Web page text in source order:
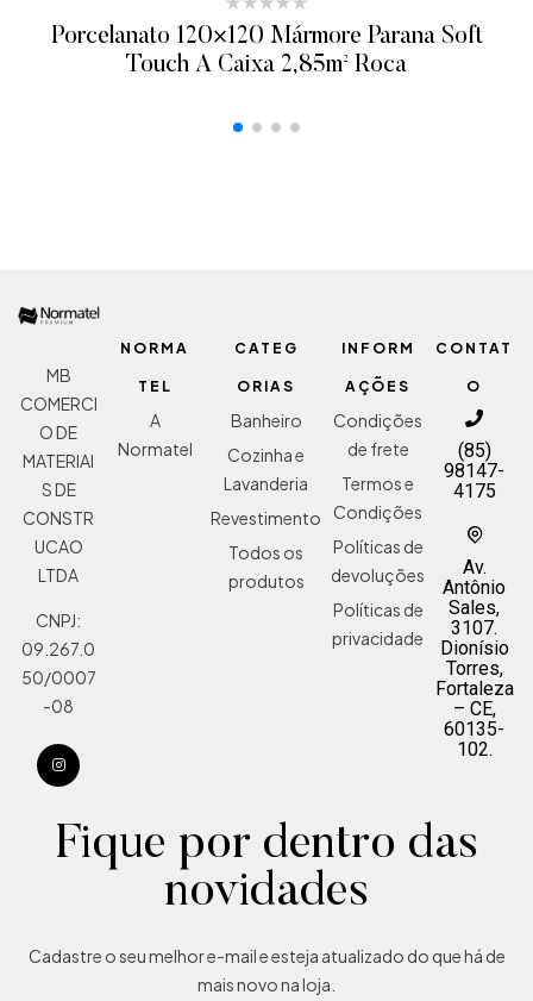
Porcelanato 120×120 Mármore Parana Soft
Touch A Caixa 2,85m² Roca
MB
COMERCI
O DE
MATERIAI
S DE
CONSTR
UCAO
LTDA
CNPJ:
09.267.0
50/0007
-08
NORMA
TEL
A
Normatel
CATEG
ORIAS
Banheiro
Cozinha e
Lavanderia
Revestimento
Todos os
produtos
INFORM
AÇÕES
Condições
de frete
Termos e
Condições
Políticas de
devoluções
Políticas de
privacidade
CONTAT
O
(85)
98147-
4175
Av.
Antônio
Sales,
3107.
Dionísio
Torres,
Fortaleza
– CE,
60135-
102.
Fique por dentro das
novidades
Cadastre o seu melhor e-mail e esteja atualizado do que há de
mais novo na loja.